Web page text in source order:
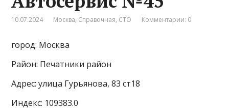
10.07.2024 Москва, Справочная, СТО Комментарии: 0
город: Москва
Район: Печатники район
Адрес: улица Гурьянова, 83 ст18
Индекс: 109383.0